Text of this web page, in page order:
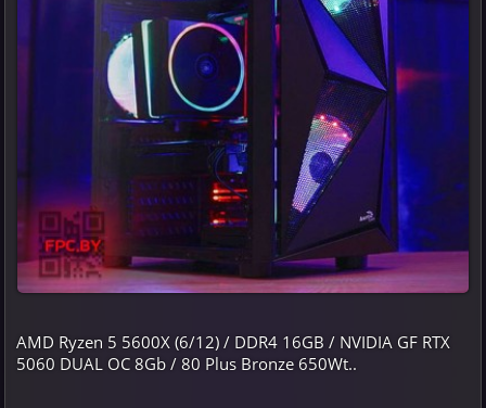
AMD Ryzen 5 5600X (6/12) / DDR4 16GB / NVIDIA GF RTX
5060 DUAL OC 8Gb / 80 Plus Bronze 650Wt..